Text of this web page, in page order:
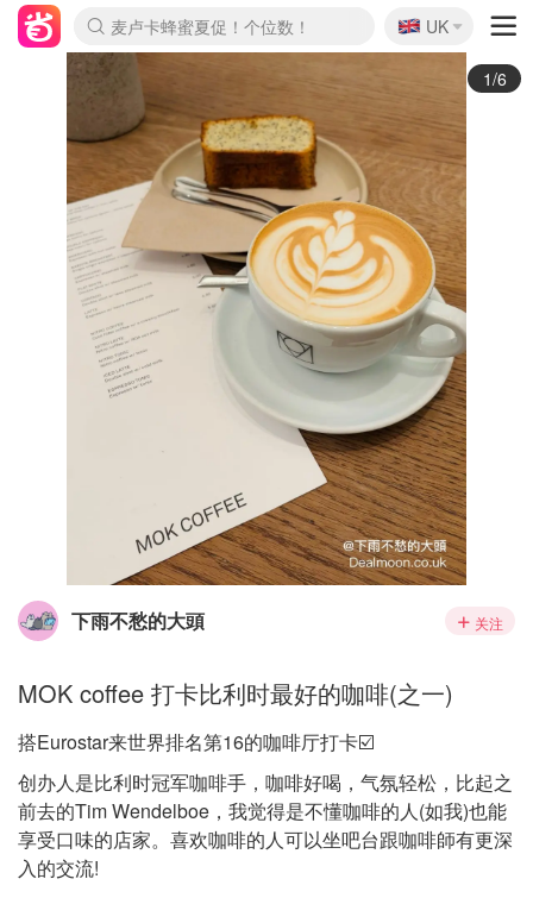
麦卢卡蜂蜜夏促！个位数！
Prada/Miu 4.8折！
啥？必胜客披萨5折！
🇬🇧
UK
2/6
下雨不愁的大頭 关注
MOK coffee 打卡比利时最好的咖啡(之一)
搭Eurostar来世界排名第16的咖啡厅打卡☑️
创办人是比利时冠军咖啡手，咖啡好喝，气氛轻松，比起之
前去的Tim Wendelboe，我觉得是不懂咖啡的人(如我)也能
享受口味的店家。喜欢咖啡的人可以坐吧台跟咖啡師有更深
入的交流!